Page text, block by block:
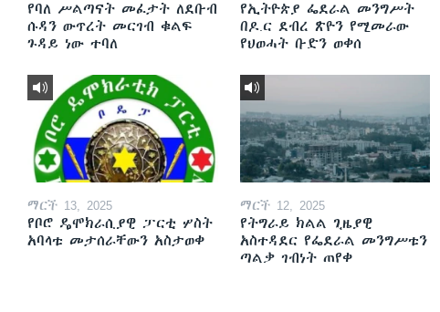
የባለ ሥልጣናት መፈታት ለደቡብ
ሱዳን ውጥረት መርገብ ቁልፍ
ጉዳይ ነው ተባለ
የኢትዮጵያ ፌደራል መንግሥት
በዶ.ር ደብረ ጽዮን የሚመራው
የህወሓት ቡድን ወቀሰ
ማርች 13, 2025
የቦሮ ዴሞክራሲያዊ ፓርቲ ሦስት
አባላቱ መታሰራቸውን አስታወቀ
ማርች 12, 2025
የትግራይ ክልል ጊዜያዊ
አስተዳደር የፌደራል መንግሥቱን
ጣልቃ ገብነት ጠየቀ